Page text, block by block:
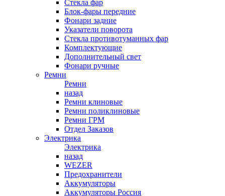
Стекла фар
Блок-фары передние
Фонари задние
Указатели поворота
Стекла противотуманных фар
Комплектующие
Дополнительный свет
Фонари ручные
Ремни
Ремни
назад
Ремни клиновые
Ремни поликлиновые
Ремни ГРМ
Отдел Заказов
Электрика
Электрика
назад
WEZER
Предохранители
Аккумуляторы
Аккумуляторы Россия